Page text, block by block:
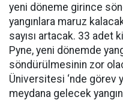
yeni döneme girince
yangınlara maruz
sayısı artacak. 33 adet
Pyne, yeni dönemde
söndürülmesinin zor
Üniversitesi ‘nde görev
meydana gelecek